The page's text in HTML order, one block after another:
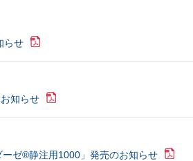
らせ
知らせ
ゼ®静注用1000」発売のお知らせ